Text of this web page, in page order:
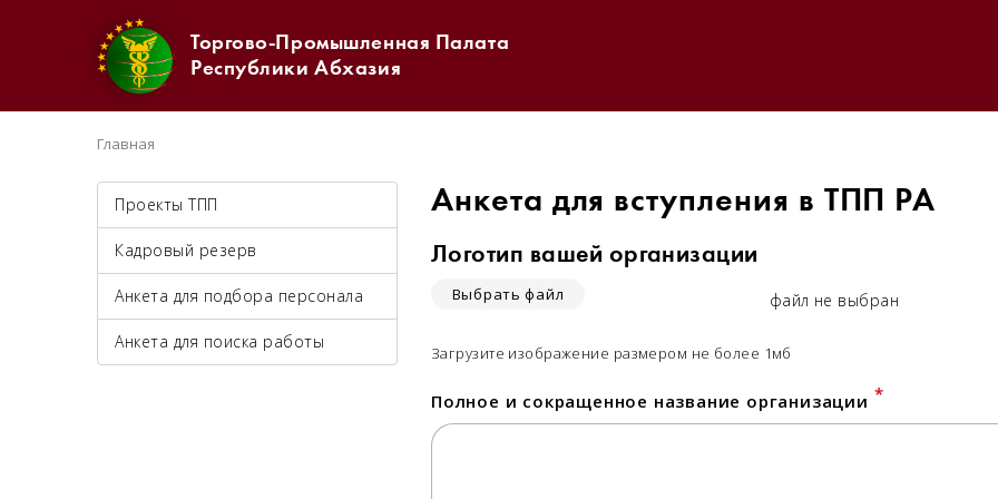
Торгово-Промышленная Палата
Республики Абхазия
Главная
Проекты ТПП
Кадровый резерв
Анкета для подбора персонала
Анкета для поиска работы
Анкета для вступления в ТПП РА
Логотип вашей организации
Выбрать файл файл не выбран
Загрузите изображение размером не более 1мб
Полное и сокращенное название организации *